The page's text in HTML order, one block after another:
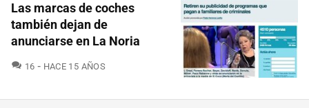
Las marcas de coches
también dejan de
anunciarse en La Noria
16 COMENTARIOS
HACE 15 AÑOS